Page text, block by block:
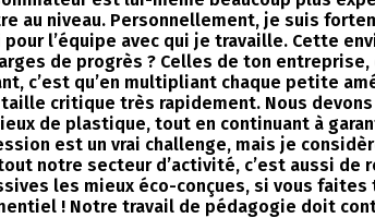
au niveau. Personnellement, je suis
l’équipe avec qui je travaille. Cette
de progrès ? Celles de ton
c’est qu’en multipliant chaque petite
critique très rapidement. Nous
de plastique, tout en continuant à
est un vrai challenge, mais je
notre secteur d’activité, c’est aussi de
les mieux éco-conçues, si vous faites
! Notre travail de pédagogie doit